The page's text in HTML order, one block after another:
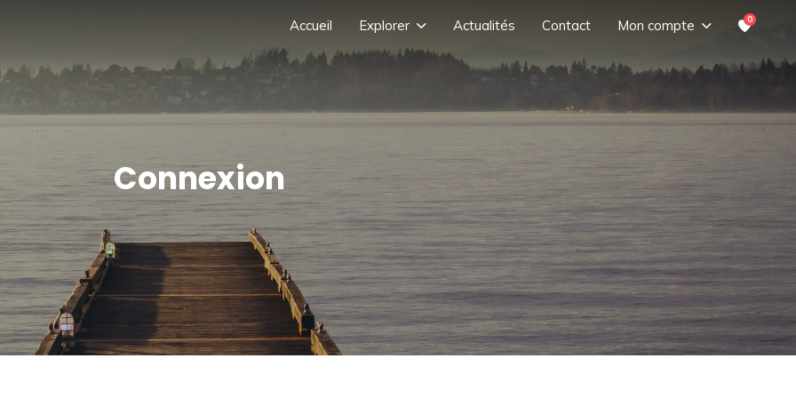
Accueil Explorer Actualités Contact Mon compte 0
Connexion